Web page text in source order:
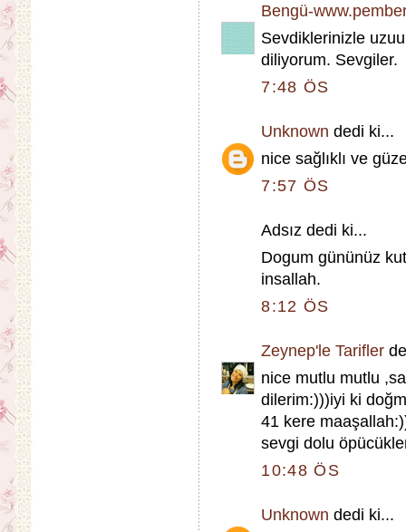
Bengü-
Sevdiklerinizle
diliyorum. Sevgiler.
7:48 ÖS
Unknown dedi ki...
nice sağlıklı ve
7:57 ÖS
Adsız dedi ki...
Dogum gününüz
insallah.
8:12 ÖS
Zeynep'le Tarifler
nice mutlu mutlu
dilerim:)))iyi ki
41 kere
sevgi dolu
10:48 ÖS
Unknown dedi ki...